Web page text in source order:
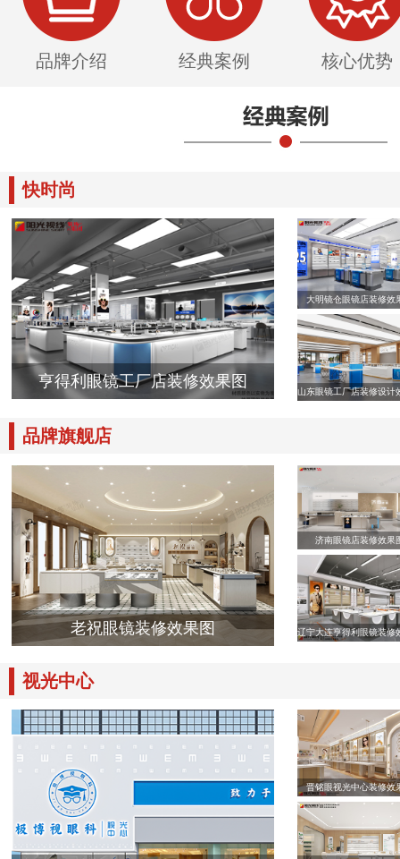
品牌介绍 经典案例 核心优势
快时尚
亨得利眼镜工厂店装修效果图
大明镜仓眼镜店装修效
山东眼镜工厂店装修设计
品牌旗舰店
老祝眼镜装修效果图
济南眼镜店装修效果
辽宁大连亨得利眼镜装修
视光中心
晋铭眼视光中心装修效